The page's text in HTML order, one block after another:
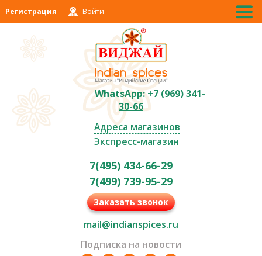
Регистрация Войти
WhatsApp: +7 (969) 341-
30-66
Адреса магазинов
Экспресс-магазин
7(495) 434-66-29
7(499) 739-95-29
Заказать звонок
mail@indianspices.ru
Подписка на новости